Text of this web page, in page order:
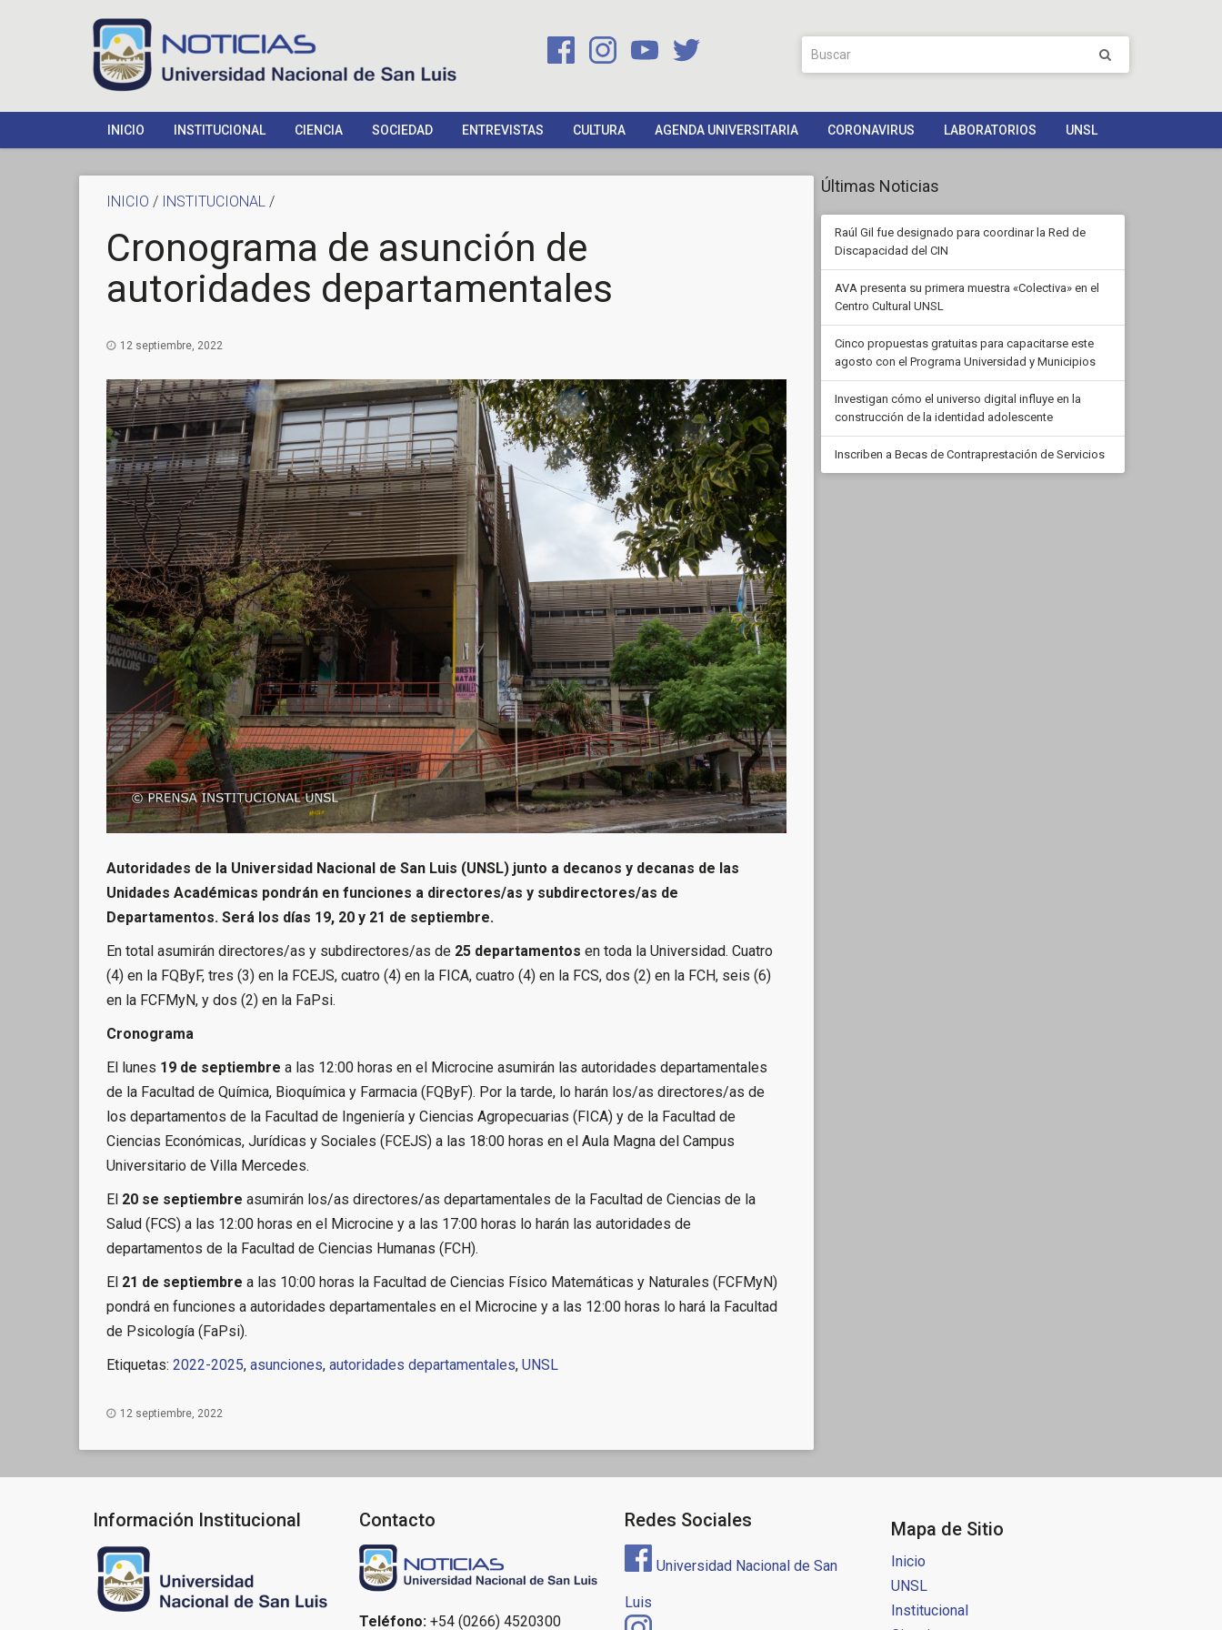
INICIO INSTITUCIONAL CIENCIA SOCIEDAD ENTREVISTAS CULTURA AGENDA UNIVERSITARIA CORONAVIRUS LABORATORIOS UNSL
INICIO / INSTITUCIONAL /
Cronograma de asunción de
autoridades departamentales
12 septiembre, 2022
Autoridades de la Universidad Nacional de San Luis (UNSL) junto a decanos y decanas de las
Unidades Académicas pondrán en funciones a directores/as y subdirectores/as de
Departamentos. Será los días 19, 20 y 21 de septiembre.
En total asumirán directores/as y subdirectores/as de 25 departamentos en toda la Universidad. Cuatro
(4) en la FQByF, tres (3) en la FCEJS, cuatro (4) en la FICA, cuatro (4) en la FCS, dos (2) en la FCH, seis (6)
en la FCFMyN, y dos (2) en la FaPsi.
Cronograma
El lunes 19 de septiembre a las 12:00 horas en el Microcine asumirán las autoridades departamentales
de la Facultad de Química, Bioquímica y Farmacia (FQByF). Por la tarde, lo harán los/as directores/as de
los departamentos de la Facultad de Ingeniería y Ciencias Agropecuarias (FICA) y de la Facultad de
Ciencias Económicas, Jurídicas y Sociales (FCEJS) a las 18:00 horas en el Aula Magna del Campus
Universitario de Villa Mercedes.
El 20 se septiembre asumirán los/as directores/as departamentales de la Facultad de Ciencias de la
Salud (FCS) a las 12:00 horas en el Microcine y a las 17:00 horas lo harán las autoridades de
departamentos de la Facultad de Ciencias Humanas (FCH).
El 21 de septiembre a las 10:00 horas la Facultad de Ciencias Físico Matemáticas y Naturales (FCFMyN)
pondrá en funciones a autoridades departamentales en el Microcine y a las 12:00 horas lo hará la Facultad
de Psicología (FaPsi).
Etiquetas: 2022-2025, asunciones, autoridades departamentales, UNSL
12 septiembre, 2022
Últimas Noticias
Raúl Gil fue designado para coordinar la Red de
Discapacidad del CIN
AVA presenta su primera muestra «Colectiva» en el
Centro Cultural UNSL
Cinco propuestas gratuitas para capacitarse este
agosto con el Programa Universidad y Municipios
Investigan cómo el universo digital influye en la
construcción de la identidad adolescente
Inscriben a Becas de Contraprestación de Servicios
Información Institucional Contacto
Teléfono:+54 (0266) 4520300
Redes Sociales
Universidad Nacional de San
Luis
Mapa de Sitio
Inicio
UNSL
Institucional